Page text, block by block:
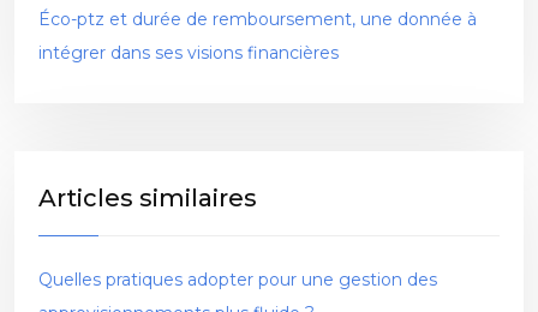
Éco-ptz et durée de remboursement, une donnée à
intégrer dans ses visions financières
Articles similaires
Quelles pratiques adopter pour une gestion des